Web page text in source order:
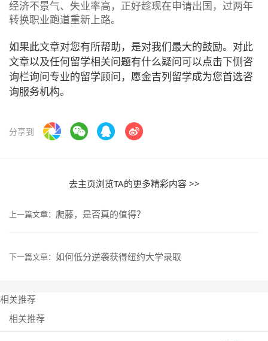
经济不景气、失业率高，正好趁现在申请出国，过两年
转换职业跑道重新上路。
如果此文章对您有所帮助，是对我们最大的鼓励。对此
文章以及任何留学相关问题有什么疑问可以点击下侧咨
询栏询问专业的留学顾问，愿金吉列留学成为您首选咨
询服务机构。
分享到
去主页浏览TA的更多精彩内容 >>
上一篇文章： 爬藤，是否真的值得？
下一篇文章： 如何低分逆袭获得纽约大学录取
相关推荐
相关推荐